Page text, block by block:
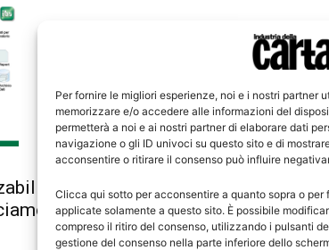
Per fornire le migliori esperienze, noi e i nostri partner
memorizzare e/o accedere alle informazioni del
permetterà a noi e ai nostri partner di elaborare dati
navigazione o gli ID univoci su questo sito e di
acconsentire o ritirare il consenso può influire
Clicca qui sotto per acconsentire a quanto sopra o
applicate solamente a questo sito. È possibile
compreso il ritiro del consenso, utilizzando i pulsanti
gestione del consenso nella parte inferiore dello
e
e